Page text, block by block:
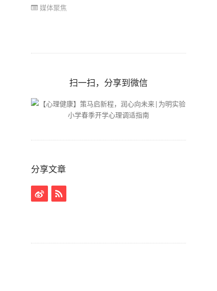
媒体聚焦
扫一扫，分享到微信
分享文章